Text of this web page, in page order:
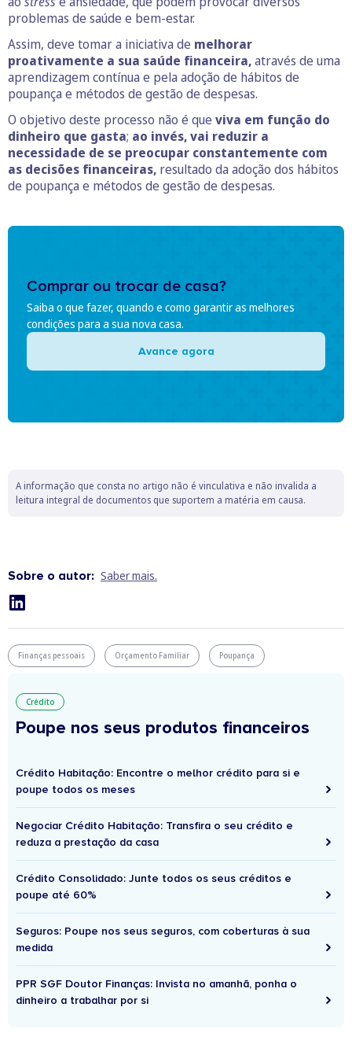
problemas de saúde e bem-estar.
Assim, deve tomar a iniciativa de melhorar
proativamente a sua saúde financeira,através de uma
aprendizagem contínua e pela adoção de hábitos de
poupança e métodos de gestão de despesas.
O objetivo deste processo não é que viva em função do
dinheiro que gasta; ao invés, vai reduzir a
necessidade de se preocupar constantemente com
as decisões financeiras, resultado da adoção dos hábitos
de poupança e métodos de gestão de despesas.
Comprar ou trocar de casa?
Saiba o que fazer, quando e como garantir as melhores
condições para a sua nova casa.
Avance agora
A informação que consta no artigo não é vinculativa e não invalida a
leitura integral de documentos que suportem a matéria em causa.
Sobre o autor: Saber mais.
Finanças pessoais Orçamento Familiar Poupança
Crédito
Poupe nos seus produtos financeiros
Crédito Habitação: Encontre o melhor crédito para si e
poupe todos os meses
Negociar Crédito Habitação: Transfira o seu crédito e
reduza a prestação da casa
Crédito Consolidado: Junte todos os seus créditos e
poupe até 60%
Seguros: Poupe nos seus seguros, com coberturas à sua
medida
PPR SGF Doutor Finanças: Invista no amanhã, ponha o
dinheiro a trabalhar por si